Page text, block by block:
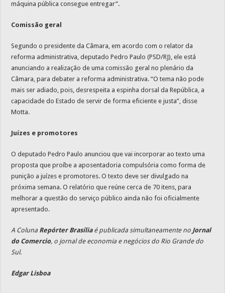
máquina pública consegue entregar”.
Comissão geral
Segundo o presidente da Câmara, em acordo com o relator da
reforma administrativa, deputado Pedro Paulo (PSD/RJ), ele está
anunciando a realização de uma comissão geral no plenário da
Câmara, para debater a reforma administrativa. “O tema não pode
mais ser adiado, pois, desrespeita a espinha dorsal da República, a
capacidade do Estado de servir de forma eficiente e justa”, disse
Motta.
Juízes e promotores
O deputado Pedro Paulo anunciou que vai incorporar ao texto uma
proposta que proíbe a aposentadoria compulsória como forma de
punição a juízes e promotores. O texto deve ser divulgado na
próxima semana. O relatório que reúne cerca de 70 itens, para
melhorar a questão do serviço público ainda não foi oficialmente
apresentado.
A Coluna Repórter Brasíliaé publicada simultaneamente no Jornal
do Comercio, o jornal de economia e negócios do Rio Grande do
Sul.
Edgar Lisboa